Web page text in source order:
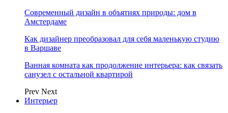
Современный дизайн в объятиях природы: дом в
Амстердаме
Как дизайнер преобразовал для себя маленькую студию
в Варшаве
Ванная комната как продолжение интерьера: как связать
санузел с остальной квартирой
Prev Next
Интерьер